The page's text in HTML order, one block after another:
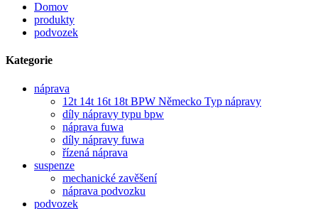
Domov
produkty
podvozek
Kategorie
náprava
12t 14t 16t 18t BPW Německo Typ nápravy
díly nápravy typu bpw
náprava fuwa
díly nápravy fuwa
řízená náprava
suspenze
mechanické zavěšení
náprava podvozku
podvozek